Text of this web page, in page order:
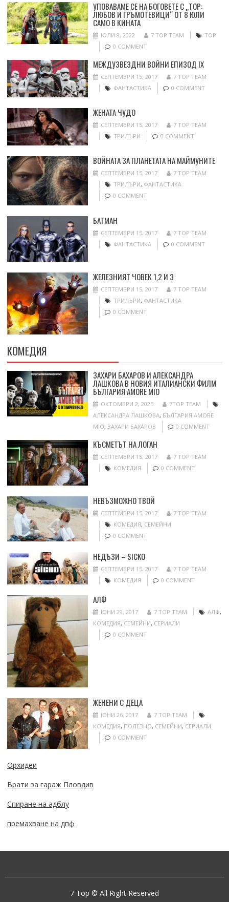
УПОВАВАМЕ СЕ НА БОГОВЕТЕ С „ТОР:
ЛЮБОВ И ГРЪМОТЕВИЦИ“ ОТ 8 ЮЛИ
САМО В КИНАТА
ЮЛИ 8, 2022 7 TOP TEAM
ТОР
0 COMMENT
МЕЖДУЗВЕЗДНИ ВОЙНИ ЕПИЗОД IX
СЕПТЕМВРИ 15, 2017
7 TOP TEAM
ФАНТАСТИКА
0 COMMENT
ЖЕНАТА ЧУДО
СЕПТЕМВРИ 15, 2017
7 TOP TEAM
ТРИЛЪРИ
0 COMMENT
ВОЙНАТА ЗА ПЛАНЕТАТА НА МАЙМУНИТЕ
СЕПТЕМВРИ 15, 2017
7 TOP TEAM
ТРИЛЪРИ, ФАНТАСТИКА
0 COMMENT
БАТМАН
СЕПТЕМВРИ 15, 2017
7 TOP TEAM
ФАНТАСТИКА
0 COMMENT
ЖЕЛЕЗНИЯТ ЧОВЕК 1,2 И 3
СЕПТЕМВРИ 15, 2017
7 TOP TEAM
ТРИЛЪРИ, ФАНТАСТИКА
0 COMMENT
КОМЕДИЯ
ЗАХАРИ БАХАРОВ И АЛЕКСАНДРА
ЛАШКОВА В НОВИЯ ИТАЛИАНСКИ ФИЛМ
БЪЛГАРИЯ AMORE MIO
ОКТОМВРИ 2, 2025
7TOP TEAM
АЛЕКСАНДРА ЛАШКОВА, БЪЛГАРИЯ AMORE
MIO, ЗАХАРИ БАХАРОВ 0 COMMENT
КЪСМЕТЪТ НА ЛОГАН
СЕПТЕМВРИ 15, 2017
7 TOP TEAM
КОМЕДИЯ
0 COMMENT
НЕВЪЗМОЖНО ТВОЙ
СЕПТЕМВРИ 15, 2017
7 TOP TEAM
КОМЕДИЯ, СЕМЕЙНИ
0 COMMENT
НЕДЪЗИ – SICKO
СЕПТЕМВРИ 15, 2017
7 TOP TEAM
КОМЕДИЯ
0 COMMENT
АЛФ
ЮНИ 29, 2017 7 TOP TEAM АЛФ,
КОМЕДИЯ, СЕМЕЙНИ, СЕРИАЛИ
0 COMMENT
ЖЕНЕНИ С ДЕЦА
ЮНИ 26, 2017
7 TOP TEAM
КОМЕДИЯ, ПОЛЕЗНО, СЕМЕЙНИ, СЕРИАЛИ
0 COMMENT
Орхидеи
Врати за гараж Пловдив
Спиране на адблу
премахване на дпф
7 Top © All Right Reserved